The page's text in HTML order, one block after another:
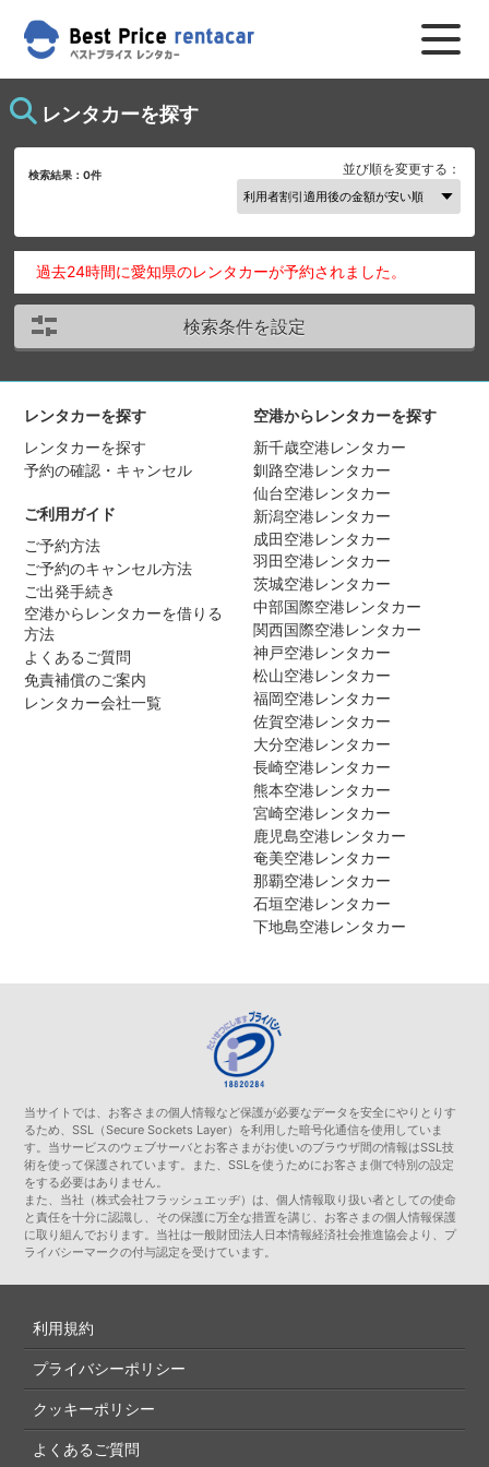
レンタカーを探す
検索結果：0件 並び順を変更する：
過去24時間に愛知県のレンタカーが予約されました。
検索条件を設定
レンタカーを探す
レンタカーを探す
予約の確認・キャンセル
ご利用ガイド
ご予約方法
ご予約のキャンセル方法
ご出発手続き
空港からレンタカーを借りる
方法
よくあるご質問
免責補償のご案内
レンタカー会社一覧
空港からレンタカーを探す
新千歳空港レンタカー
釧路空港レンタカー
仙台空港レンタカー
新潟空港レンタカー
成田空港レンタカー
羽田空港レンタカー
茨城空港レンタカー
中部国際空港レンタカー
関西国際空港レンタカー
神戸空港レンタカー
松山空港レンタカー
福岡空港レンタカー
佐賀空港レンタカー
大分空港レンタカー
長崎空港レンタカー
熊本空港レンタカー
宮崎空港レンタカー
鹿児島空港レンタカー
奄美空港レンタカー
那覇空港レンタカー
石垣空港レンタカー
下地島空港レンタカー
当サイトでは、お客さまの個人情報など保護が必要なデータを安全にやりとりす
るため、SSL（Secure Sockets Layer）を利用した暗号化通信を使用していま
す。当サービスのウェブサーバとお客さまがお使いのブラウザ間の情報はSSL技
術を使って保護されています。また、SSLを使うためにお客さま側で特別の設定
をする必要はありません。
また、当社（株式会社フラッシュエッヂ）は、個人情報取り扱い者としての使命
と責任を十分に認識し、その保護に万全な措置を講じ、お客さまの個人情報保護
に取り組んでおります。当社は一般財団法人日本情報経済社会推進協会より、プ
ライバシーマークの付与認定を受けています。
利用規約
プライバシーポリシー
クッキーポリシー
よくあるご質問